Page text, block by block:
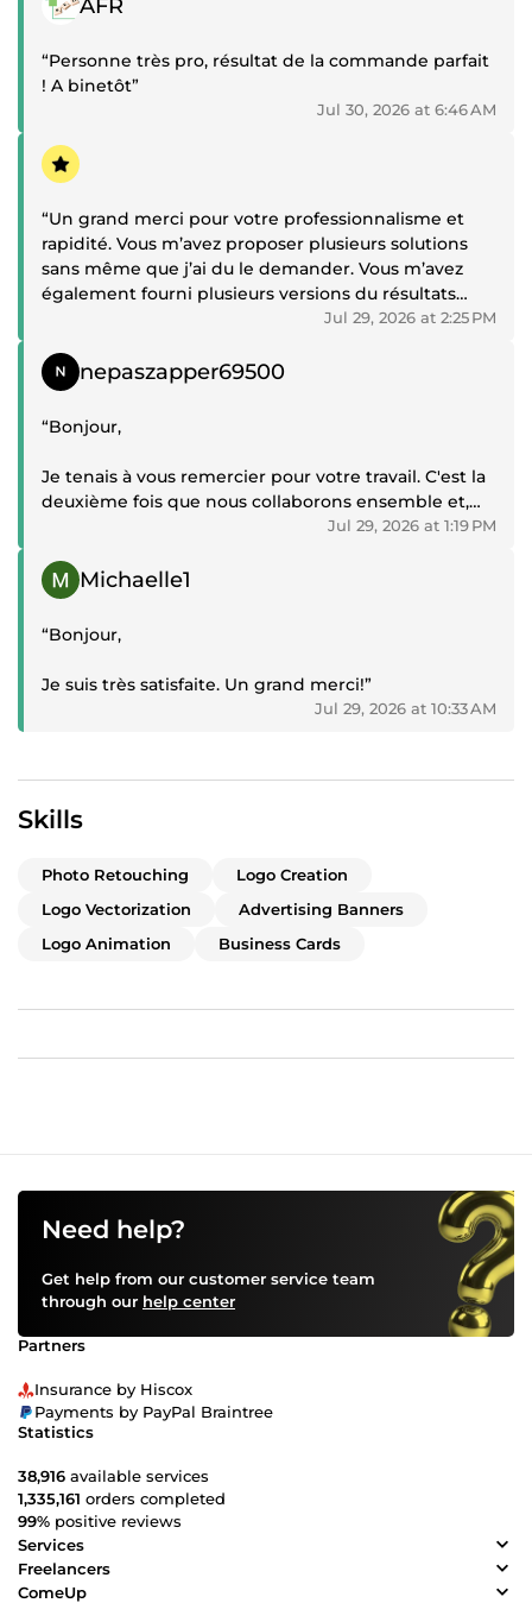
améliorer le résultat, ce qui a vraiment fait la
différence.
professionnalisme, et le résultat est exactement à la
hauteur de mes attentes.
Je recommande sans hésiter et je referai appel à ses
services avec grand plaisir. Encore un grand merci !”
AFR
“Personne très pro, résultat de la commande parfait
! A binetôt”
Jul 30, 2026 at 6:46 AM
Positive review
“Un grand merci pour votre professionnalisme et
rapidité. Vous m’avez proposer plusieurs solutions
sans même que j’ai du le demander. Vous m’avez
également fourni plusieurs versions du résultats
final afin que je puisse choisir celui qui me convient
vraiment très satisfait de votre travail et je vous
recommande à 10000%. Je reviendrai vers vous pour
n’importe quel tâche, car je sais que vous ferez tout
votre possible afin de garantir un résultat formidable
! 1000 merci.”
Jul 29, 2026 at 2:25 PM
Positive review
nepaszapper69500
“Bonjour,
Je tenais à vous remercier pour votre travail. C'est la
deuxième fois que nous collaborons ensemble et,
une fois de plus, je suis vraiment très satisfaite du
écoute et votre capacité à comprendre mes
attentes.
C'est un vrai plaisir de travailler avec vous, et je
n'hésiterai pas à faire appel à vos services pour mes
prochains projets. Encore merci pour cette belle
Jul 29, 2026 at 1:19 PM
Positive review
Michaelle1
“Bonjour,
Je suis très satisfaite. Un grand merci!”
Jul 29, 2026 at 10:33 AM
Skills
Photo Retouching
Logo Creation
Logo Vectorization
Advertising Banners
Logo Animation
Business Cards
Need help?
Get help from our customer service team
through our help center
Partners
Insurance by Hiscox
Payments by PayPal Braintree
Statistics
38,916 available services
1,335,161 orders completed
99% positive reviews
Services
Freelancers
ComeUp